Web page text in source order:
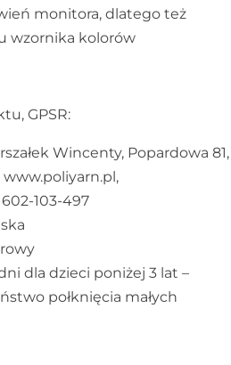
monitora, dlatego też
wzornika kolorów
GPSR:
Wincenty, Popardowa 81,
www.poliyarn.pl,
103-497
dla dzieci poniżej 3 lat –
połknięcia małych